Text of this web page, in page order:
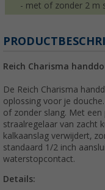
- met of zonder 2 m
Reich Charisma
De Reich Charisma
oplossing voor je
of zonder slang. Met een
straalregelaar van zacht
kalkaanslag verwijdert,
standaard 1/2 inch
waterstopcontact.
Details: